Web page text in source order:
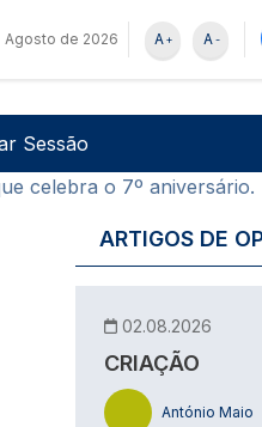
Agosto de 2026 -
A
+
A
de utilizador
Sessão
celebra o 7º aniversário.
ARTIGOS DE
02.08.2026
CRIAÇÃO
António Maio